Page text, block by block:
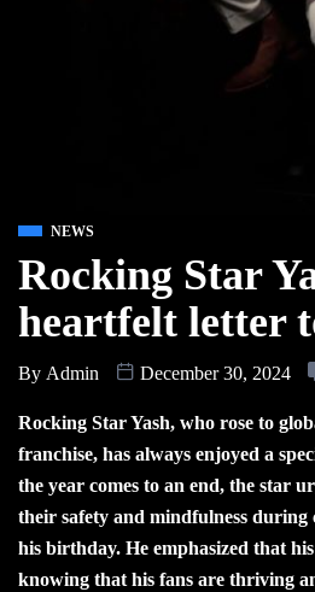
NEWS
Rocking Star
heartfelt letter
By Admin December 30, 2024
Rocking Star Yash, who rose to
franchise, has always enjoyed a
the year comes to an end, the star
their safety and mindfulness
his birthday. He emphasized that
knowing that his fans are thriving